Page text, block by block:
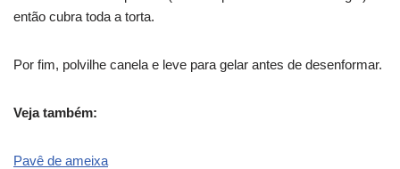
então cubra toda a torta.
Por fim, polvilhe canela e leve para gelar antes de desenformar.
Veja também:
Pavê de ameixa